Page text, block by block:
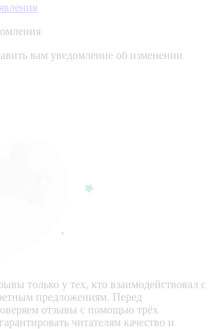
вам уведомление об изменении
только у тех, кто взаимодействовал с
предложениям. Перед
отзывы с помощью трёх
читателям качество и